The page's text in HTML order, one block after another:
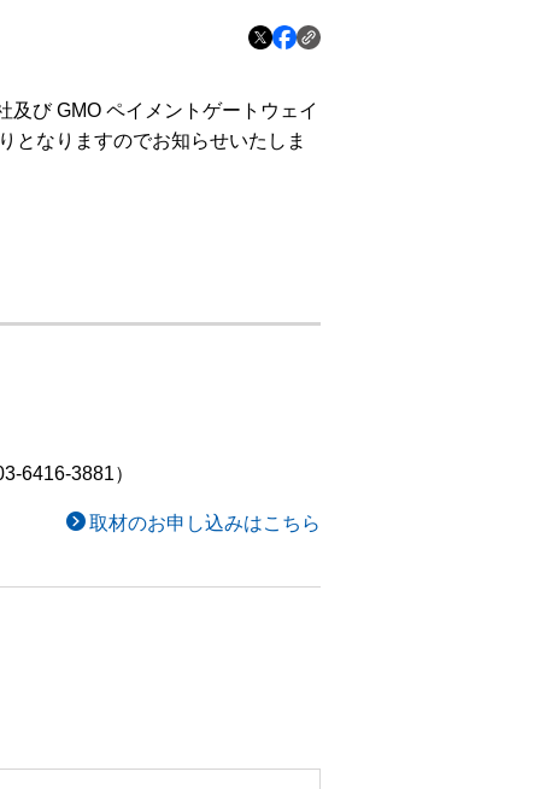
び GMO ペイメントゲートウェイ
となりますのでお知らせいたしま
6416-3881）
取材のお申し込みはこちら